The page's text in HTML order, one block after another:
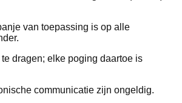
van toepassing is op alle
dragen; elke poging daartoe is
communicatie zijn ongeldig.